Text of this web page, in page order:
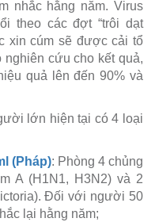
nhắc hằng năm. Virus
theo các đợt “trôi dạt
xin cúm sẽ được cải tổ
cứu cho kết quả,
quả lên đến 90% và
lớn hiện tại có 4 loại
(Pháp): Phòng 4 chủng
A (H1N1, H3N2) và 2
Đối với người 50
lại hằng năm;